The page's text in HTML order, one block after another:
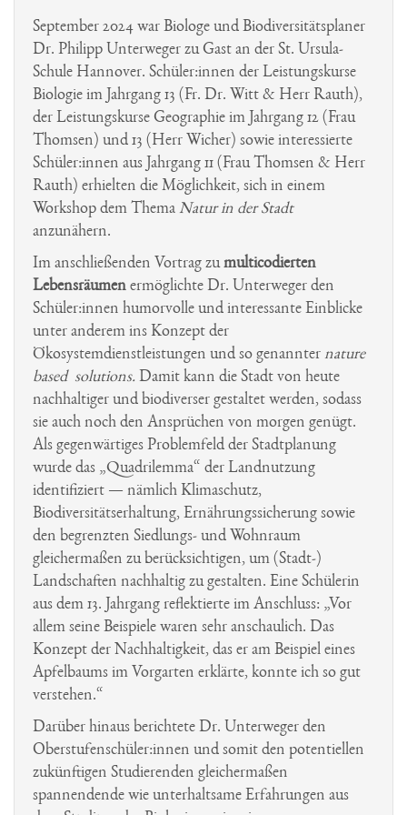
September 2024 war Biologe und Biodiversitätsplaner
Dr. Philipp Unterweger zu Gast an der St. Ursula-
Schule Hannover. Schüler:innen der Leistungskurse
Biologie im Jahrgang 13 (Fr. Dr. Witt & Herr Rauth),
der Leistungskurse Geographie im Jahrgang 12 (Frau
Thomsen) und 13 (Herr Wicher) sowie interessierte
Schüler:innen aus Jahrgang 11 (Frau Thomsen & Herr
Rauth) erhielten die Möglichkeit, sich in einem
Workshop dem Thema Natur in der Stadt
anzunähern.
Im anschließenden Vortrag zumulticodierten
Lebensräumen ermöglichte Dr. Unterweger den
Schüler:innen humorvolle und interessante Einblicke
unter anderem ins Konzept der
Ökosystemdienstleistungen und so genannter nature
based solutions. Damit kann die Stadt von heute
nachhaltiger und biodiverser gestaltet werden, sodass
sie auch noch den Ansprüchen von morgen genügt.
Als gegenwärtiges Problemfeld der Stadtplanung
wurde das „Quadrilemma“ der Landnutzung
identifiziert — nämlich Klimaschutz,
Biodiversitätserhaltung, Ernährungssicherung sowie
den begrenzten Siedlungs- und Wohnraum
gleichermaßen zu berücksichtigen, um (Stadt-)
Landschaften nachhaltig zu gestalten. Eine Schülerin
aus dem 13. Jahrgang reflektierte im Anschluss: „Vor
allem seine Beispiele waren sehr anschaulich. Das
Konzept der Nachhaltigkeit, das er am Beispiel eines
Apfelbaums im Vorgarten erklärte, konnte ich so gut
verstehen.“
Darüber hinaus berichtete Dr. Unterweger den
Oberstufenschüler:innen und somit den potentiellen
zukünftigen Studierenden gleichermaßen
spannendende wie unterhaltsame Erfahrungen aus
Schulgarten
Schulsanitäter
Streitschlichter
Zoo AG